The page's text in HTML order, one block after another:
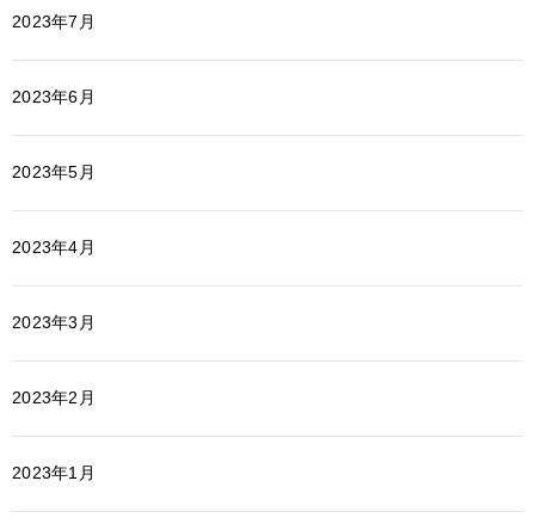
2023年7月
2023年6月
2023年5月
2023年4月
2023年3月
2023年2月
2023年1月